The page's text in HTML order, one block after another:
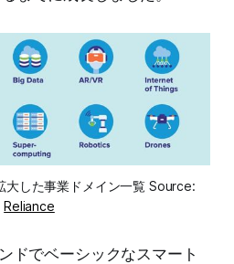
大した事業ドメイン一覧 Source:
Reliance
ドでベーシックなスマート